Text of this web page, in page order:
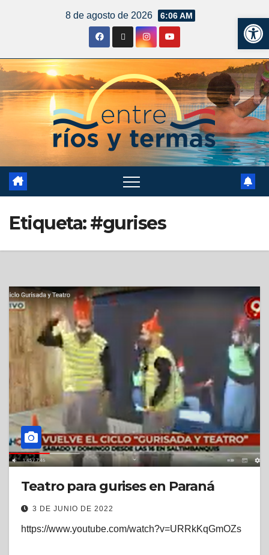
8 de agosto de 2026 6:06 AM
Etiqueta:#gurises
Teatro para gurises en Paraná
3 DE JUNIO DE 2022
https://www.youtube.com/watch?v=URRkKqGmOZs